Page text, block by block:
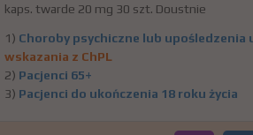
kaps. twarde 20 mg 30 szt. Doustnie
1) Choroby psychiczne lub upośledzenia
wskazania z ChPL
2) Pacjenci 65+
3) Pacjenci do ukończenia 18 roku życia